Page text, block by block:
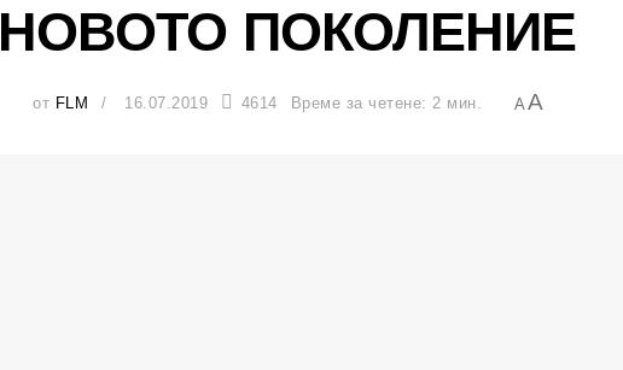
НОВОТО ПОКОЛЕНИЕ
от FLM 16.07.2019 4614 Време за четене: 2 мин. AA